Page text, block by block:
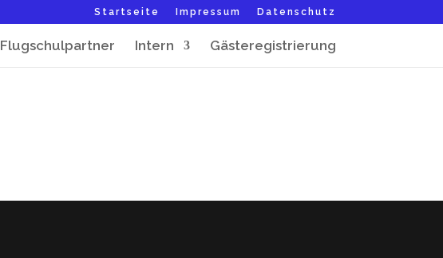
Startseite Impressum Datenschutz
Flugschulpartner Intern Gästeregistrierung